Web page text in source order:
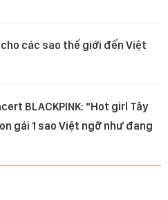
cho các sao thế giới đến Việt
BLACKPINK: "Hot girl Tây
gái 1 sao Việt ngỡ như đang